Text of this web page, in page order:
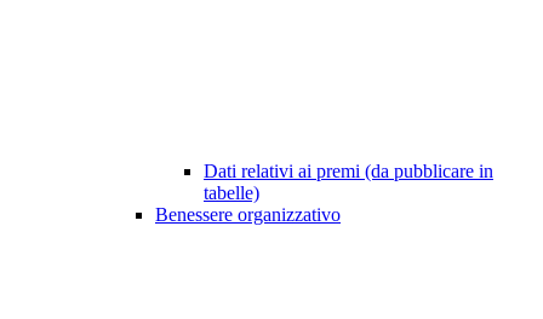
Dati relativi ai premi (da pubblicare in
tabelle)
Benessere organizzativo